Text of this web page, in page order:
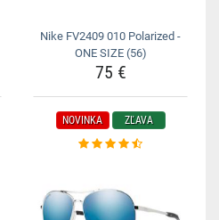
Nike FV2409 010 Polarized -
ONE SIZE (56)
75 €
NOVINKA ZĽAVA